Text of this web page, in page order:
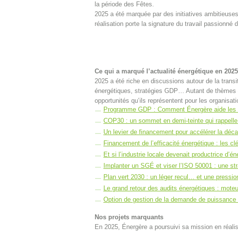
la période des Fêtes.
2025 a été marquée par des initiatives
réalisation porte la signature du travail passionné
Ce qui a marqué l’actualité énergétique en
2025 a été riche en discussions autour de la
énergétiques, stratégies GDP… Autant de
opportunités qu’ils représentent pour les
Programme GDP : Comment Énergère aide
COP30 : un sommet en demi-teinte qui
Un levier de financement pour accélérer la
Financement de l’efficacité énergétique : les
Et si l’industrie locale devenait productrice
Implanter un SGÉ et viser l’ISO 50001 : une
Plan vert 2030 : un léger recul… et une
Le grand retour des audits énergétiques :
Option de gestion de la demande de
Nos projets marquants
En 2025, Énergère a poursuivi sa mission en